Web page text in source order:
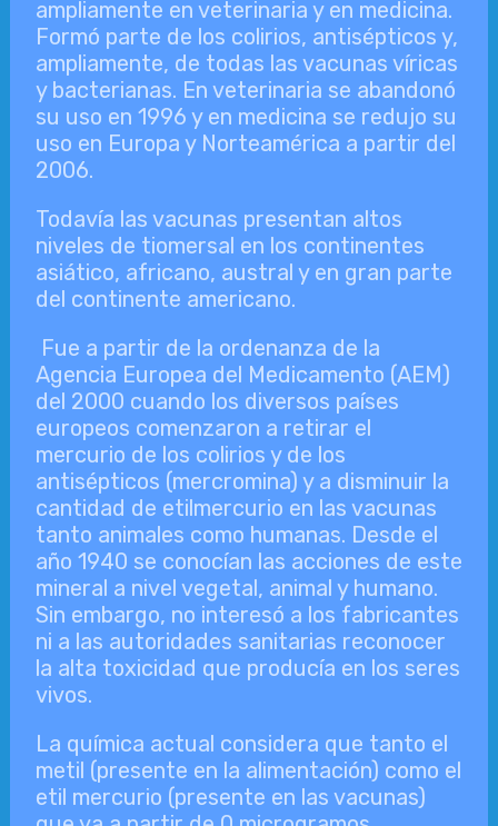
ampliamente en veterinaria y en medicina.
Formó parte de los colirios, antisépticos y,
ampliamente, de todas las vacunas víricas
y bacterianas. En veterinaria se abandonó
su uso en 1996 y en medicina se redujo su
uso en Europa y Norteamérica a partir del
2006.
Todavía las vacunas presentan altos
niveles de tiomersal en los continentes
asiático, africano, austral y en gran parte
del continente americano.
Fue a partir de la ordenanza de la
Agencia Europea del Medicamento (AEM)
del 2000 cuando los diversos países
europeos comenzaron a retirar el
mercurio de los colirios y de los
antisépticos (mercromina) y a disminuir la
cantidad de etilmercurio en las vacunas
tanto animales como humanas. Desde el
año 1940 se conocían las acciones de este
mineral a nivel vegetal, animal y humano.
Sin embargo, no interesó a los fabricantes
ni a las autoridades sanitarias reconocer
la alta toxicidad que producía en los seres
vivos.
La química actual considera que tanto el
metil (presente en la alimentación) como el
etil mercurio (presente en las vacunas)